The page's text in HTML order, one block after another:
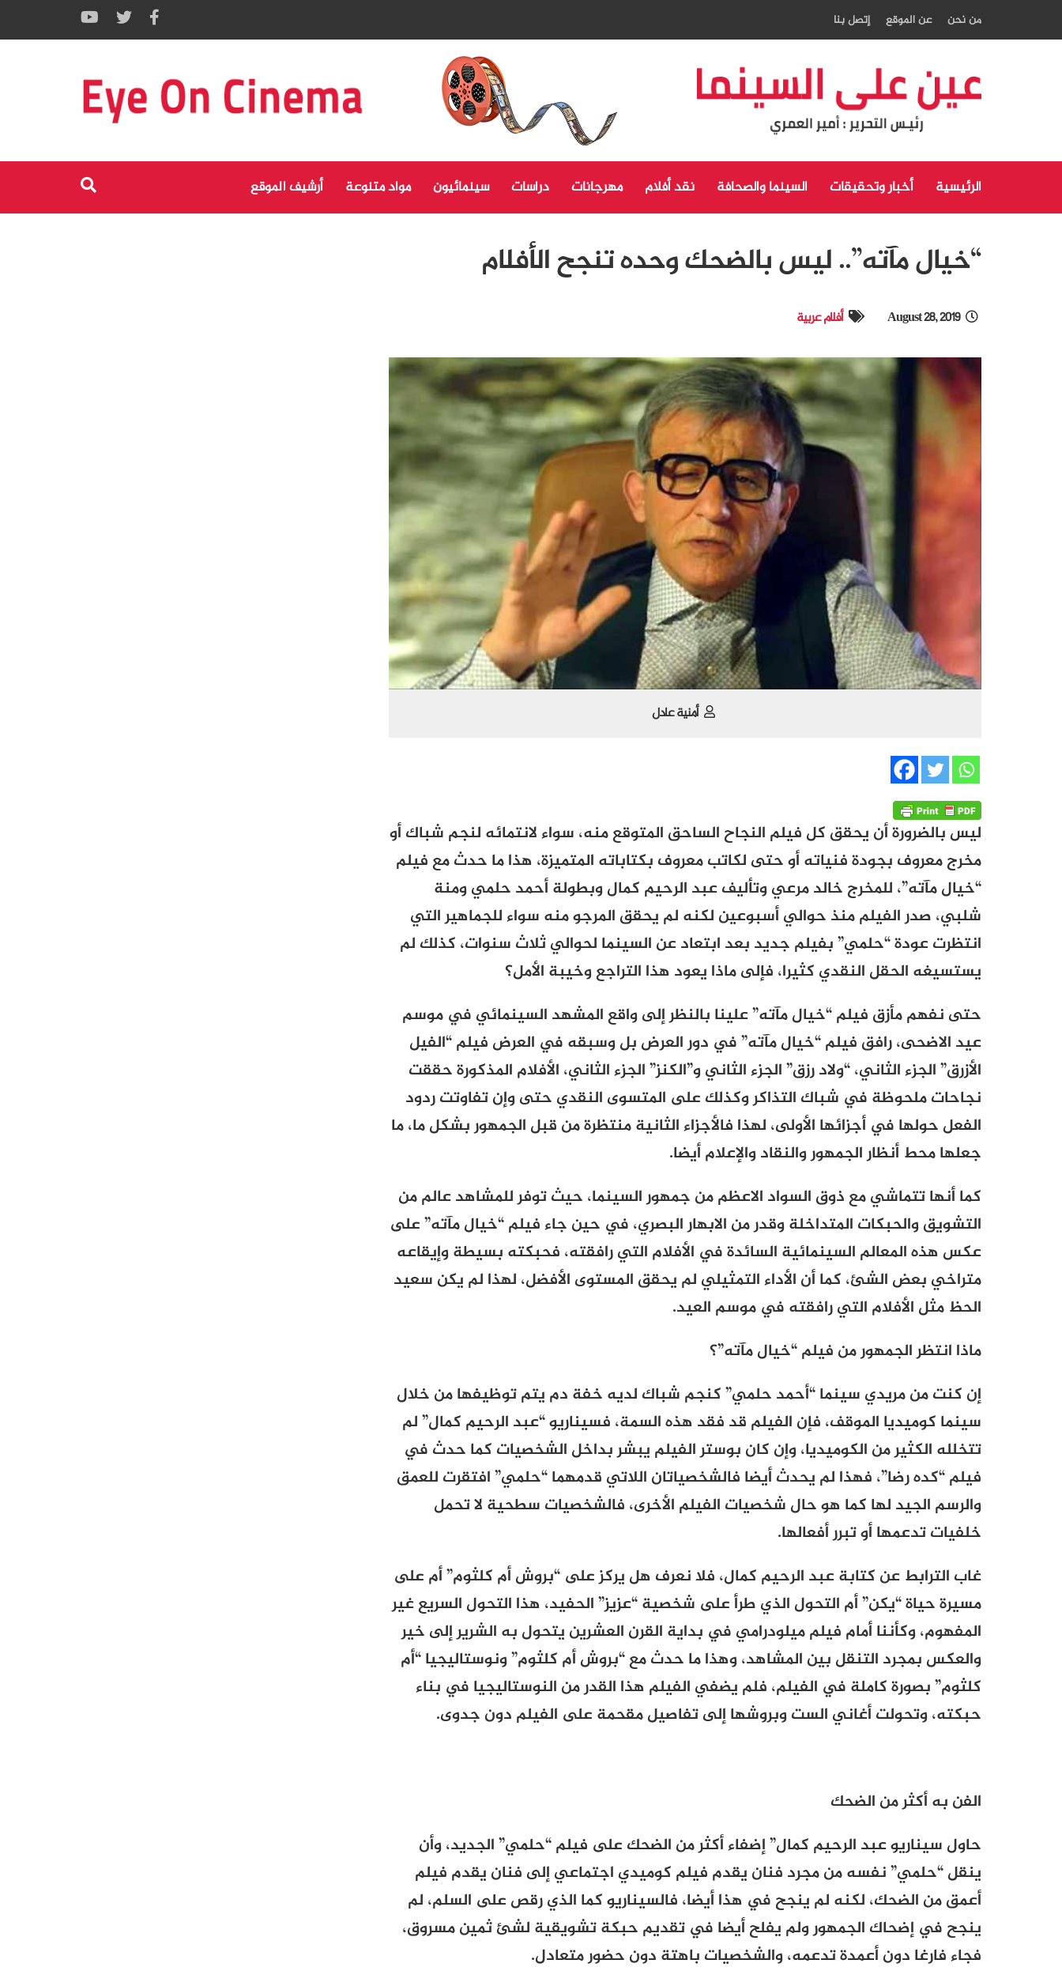
من نحن عن الموقع إتصل بنا
الرئيسية أخبار وتحقيقات السينما والصحافة نقد أفلام مهرجانات دراسات سينمائيون مواد متنوعة أرشيف الموقع
“خيال مآته”.. ليس بالضحك وحده تنجح الأفلام
August 28, 2019 أفلام عربية
أمنية عادل
ليس بالضرورة أن يحقق كل فيلم النجاح الساحق المتوقع منه، سواء لانتمائه لنجم شباك أو
مخرج معروف بجودة فنياته أو حتى لكاتب معروف بكتاباته المتميزة، هذا ما حدث مع فيلم
“خيال مآته”، للمخرج خالد مرعي وتأليف عبد الرحيم كمال وبطولة أحمد حلمي ومنة
شلبي، صدر الفيلم منذ حوالي أسبوعين لكنه لم يحقق المرجو منه سواء للجماهير التي
انتظرت عودة “حلمي” بفيلم جديد بعد ابتعاد عن السينما لحوالي ثلاث سنوات، كذلك لم
يستسيغه الحقل النقدي كثيرا، فإلى ماذا يعود هذا التراجع وخيبة الأمل؟
حتى نفهم مأزق فيلم “خيال مآته” علينا بالنظر إلى واقع المشهد السينمائي في موسم
عيد الاضحى، رافق فيلم “خيال مآته” في دور العرض بل وسبقه في العرض فيلم “الفيل
الأزرق” الجزء الثاني، “ولاد رزق” الجزء الثاني و”الكنز” الجزء الثاني، الأفلام المذكورة حققت
نجاحات ملحوظة في شباك التذاكر وكذلك على المتسوى النقدي حتى وإن تفاوتت ردود
الفعل حولها في أجزائها الأولى، لهذا فالأجزاء الثانية منتظرة من قبل الجمهور بشكل ما، ما
جعلها محط أنظار الجمهور والنقاد والإعلام أيضا.
كما أنها تتماشي مع ذوق السواد الاعظم من جمهور السينما، حيث توفر للمشاهد عالم من
التشويق والحبكات المتداخلة وقدر من الابهار البصري، في حين جاء فيلم “خيال مآته” على
عكس هذه المعالم السينمائية السائدة في الأفلام التي رافقته، فحبكته بسيطة وإيقاعه
متراخي بعض الشئ، كما أن الأداء التمثيلي لم يحقق المستوى الأفضل، لهذا لم يكن سعيد
الحظ مثل الأفلام التي رافقته في موسم العيد.
ماذا انتظر الجمهور من فيلم “خيال مآته”؟
إن كنت من مريدي سينما “أحمد حلمي” كنجم شباك لديه خفة دم يتم توظيفها من خلال
سينما كوميديا الموقف، فإن الفيلم قد فقد هذه السمة، فسيناريو “عبد الرحيم كمال” لم
تتخلله الكثير من الكوميديا، وإن كان بوستر الفيلم يبشر بداخل الشخصيات كما حدث في
فيلم “كده رضا”، فهذا لم يحدث أيضا فالشخصياتان اللاتي قدمهما “حلمي” افتقرت للعمق
والرسم الجيد لها كما هو حال شخصيات الفيلم الأخرى، فالشخصيات سطحية لا تحمل
خلفيات تدعمها أو تبرر أفعالها.
غاب الترابط عن كتابة عبد الرحيم كمال، فلا نعرف هل يركز على “بروش أم كلثوم” أم على
مسيرة حياة “يكن” أم التحول الذي طرأ على شخصية “عزيز” الحفيد، هذا التحول السريع غير
المفهوم، وكأننا أمام فيلم ميلودرامي في بداية القرن العشرين يتحول به الشرير إلى خير
والعكس بمجرد التنقل بين المشاهد، وهذا ما حدث مع “بروش أم كلثوم” ونوستاليجيا “أم
كلثوم” بصورة كاملة في الفيلم، فلم يضفي الفيلم هذا القدر من النوستاليجيا في بناء
حبكته، وتحولت أغاني الست وبروشها إلى تفاصيل مقحمة على الفيلم دون جدوى.
الفن به أكثر من الضحك
حاول سيناريو عبد الرحيم كمال” إضفاء أكثر من الضحك على فيلم “حلمي” الجديد، وأن
ينقل “حلمي” نفسه من مجرد فنان يقدم فيلم كوميدي اجتماعي إلى فنان يقدم فيلم
أعمق من الضحك، لكنه لم ينجح في هذا أيضا، فالسيناريو كما الذي رقص على السلم، لم
ينجح في إضحاك الجمهور ولم يفلح أيضا في تقديم حبكة تشويقية لشئ ثمين مسروق،
فجاء فارغا دون أعمدة تدعمه، والشخصيات باهتة دون حضور متعادل.